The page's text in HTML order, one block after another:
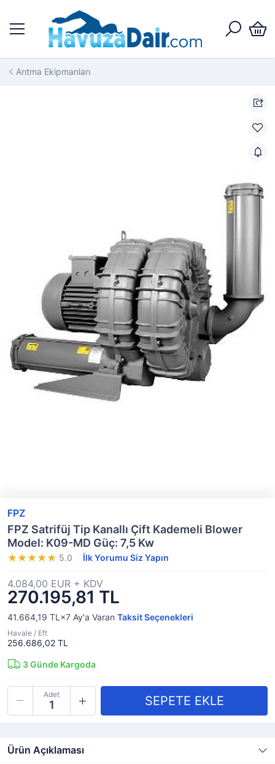
Arıtma Ekipmanları
FPZ
FPZ Satrifüj Tip Kanallı Çift Kademeli Blower
Model: K09-MD Güç: 7,5 Kw
5.0 İlk Yorumu Siz Yapın
270.195,81 TL
4.084,00 EUR + KDV
41.664,19 TL×7 Ay'a Varan Taksit Seçenekleri
Havale / Eft
256.686,02 TL
3Günde Kargoda
Adet
Ürün Açıklaması